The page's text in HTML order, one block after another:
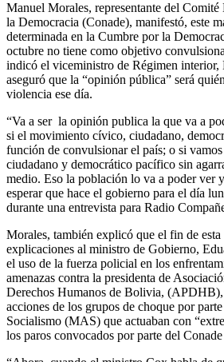
Manuel Morales, representante del
la Democracia (Conade), manifestó, este
determinada en la Cumbre por la
octubre no tiene como objetivo
indicó el viceministro de Régimen
aseguró que la “opinión pública” será
violencia ese día.
“Va a ser la opinión publica la que va a
si el movimiento cívico, ciudadano,
función de convulsionar el país; o si
ciudadano y democrático pacífico sin
medio. Eso la población lo va a poder ver
esperar que hace el gobierno para el día
durante una entrevista para Radio
Morales, también explicó que el fin de
explicaciones al ministro de Gobierno,
el uso de la fuerza policial en los
amenazas contra la presidenta de
Derechos Humanos de Bolivia,
acciones de los grupos de choque por
Socialismo (MAS) que actuaban con
los paros convocados por parte del Conade